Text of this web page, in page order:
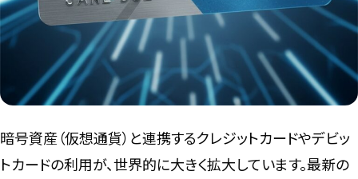
暗号資産（仮想通貨）と連携するクレジットカードやデビッ
トカードの利用が、世界的に大きく拡大しています。最新の